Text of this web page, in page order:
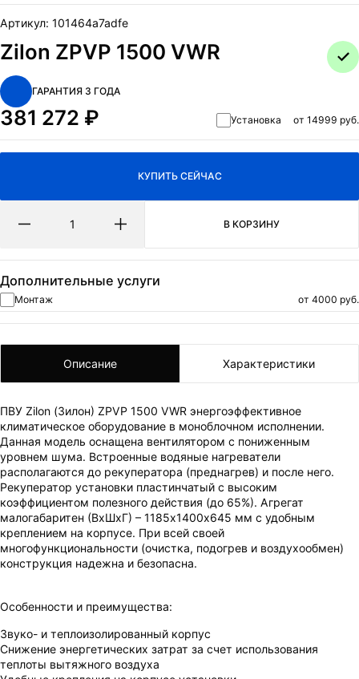
Артикул: 101464a7adfe
Zilon ZPVP 1500 VWR
ГАРАНТИЯ 3 ГОДА
381 272 ₽ Установка от 14999 руб.
КУПИТЬ СЕЙЧАС
В КОРЗИНУ
Дополнительные услуги
Монтаж от 4000 руб.
Описание Характеристики
ПВУ Zilon (Зилон) ZPVP 1500 VWR энергоэффективное
климатическое оборудование в моноблочном исполнении.
Данная модель оснащена вентилятором с пониженным
уровнем шума. Встроенные водяные нагреватели
располагаются до рекуператора (преднагрев) и после него.
Рекуператор установки пластинчатый с высоким
коэффициентом полезного действия (до 65%). Агрегат
малогабаритен (ВхШхГ) – 1185х1400х645 мм с удобным
креплением на корпусе. При всей своей
многофункциональности (очистка, подогрев и воздухообмен)
конструкция надежна и безопасна.
Особенности и преимущества:
Звуко- и теплоизолированный корпус
Снижение энергетических затрат за счет использования
теплоты вытяжного воздуха
Нажимая на кнопку Отправить я даю согласие на обработку
персональных данныхиполитикa конфиденциальности.
ВАШ ЗАКАЗ УСПЕШНО ОФОРМЛЕН!
ЧТО-ТО ПОШЛО НЕ ТАК!
Пожалуйста повторите попытку позже.